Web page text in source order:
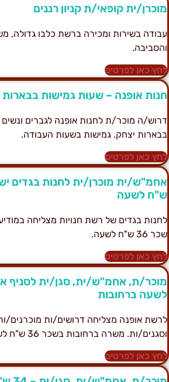
ית קופאי/ת קניון רננים
בשירות ומכירה ברשת כלבו גדולה,
כאן לפרטים
אופנה – שעות גמישות בבארות
ה מוכר/ת לחנות אופנה לגברים
יצחק. גמישות בשעות העבודה.
כאן לפרטים
לשעה
בגדים של רשת חנויות מצליחה
36 ש"ח לשעה.
כאן לפרטים
ברחובות
אופנה מצליחה דרושים/ות מוכרנים/
ות. משרה ברחובות בשכר 36 ש"ח לשעה.
כאן לפרטים